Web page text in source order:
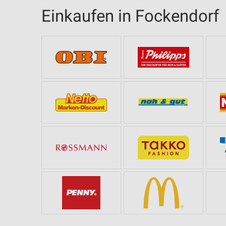
Einkaufen in Fockendorf